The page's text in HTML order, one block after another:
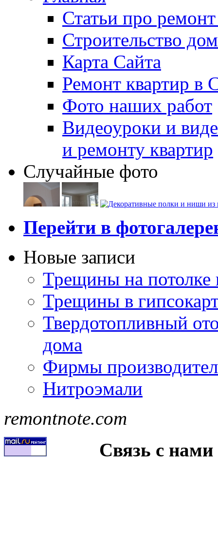
Статьи про
Строительство
Карта Сайта
Ремонт квартир в
Фото наших работ
Видеоуроки и
и ремонту квартир
Случайные фото
Перейти в
Новые записи
Трещины на потолке
Трещины в
Твердотопливный
дома
Фирмы
Нитроэмали
remontnote.com
Связь с